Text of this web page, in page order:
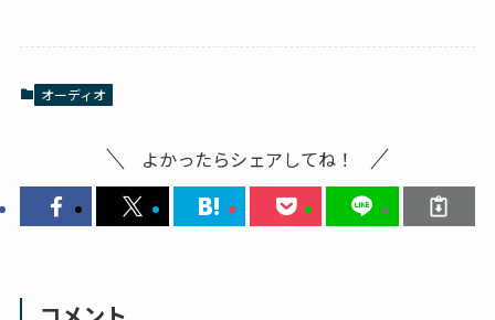
オーディオ
よかったらシェアしてね！